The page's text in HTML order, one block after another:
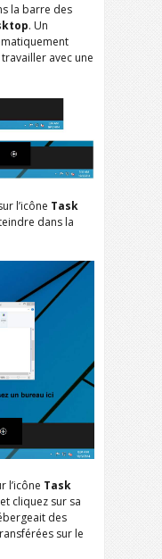
la barre des
. Un
avec une
l’icône Task
dans la
l’icône Task
cliquez sur sa
des
sur le